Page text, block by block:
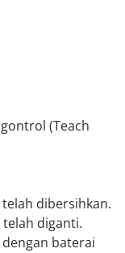
(Teach
dibersihkan.
diganti.
baterai